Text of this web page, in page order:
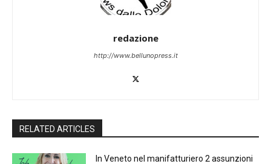
redazione
http://www.bellunopress.it
RELATED ARTICLES
In Veneto nel manifatturiero 2 assunzioni